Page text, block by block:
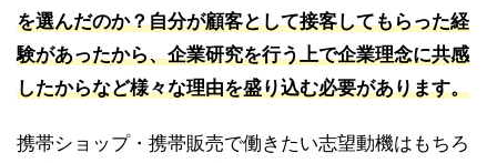
を選んだのか？自分が顧客として接客してもらった経
験があったから、企業研究を行う上で企業理念に共感
したからなど様々な理由を盛り込む必要があります。
携帯ショップ・携帯販売で働きたい志望動機はもちろ